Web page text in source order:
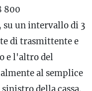
800
su un intervallo di 3
di trasmittente e
e l'altro del
al semplice